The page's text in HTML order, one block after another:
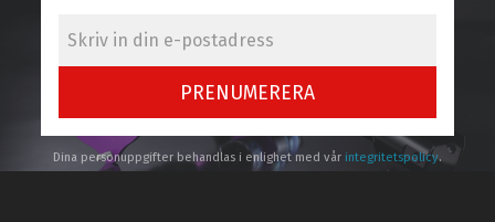
PRENUMERERA
Dina personuppgifter behandlas i enlighet med vår integritetspolicy.